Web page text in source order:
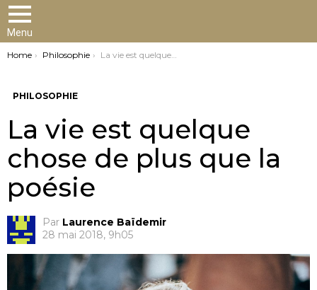
Menu
You are here:
Home Philosophie La vie est quelque chose de plus que la poésie
PHILOSOPHIE
La vie est quelque
chose de plus que la
poésie
Par Laurence Baïdemir
28 mai 2018, 9h05